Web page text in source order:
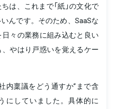
は、これまで「紙」の文化で
んです。そのため、SaaSな
々の業務に組み込むと良い
やはり戸惑いを覚えるケー
内稟議をどう通すか”まで含
にしていました。具体的に